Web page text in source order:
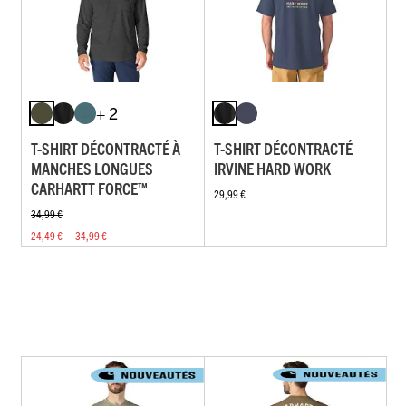
+ 2
T-SHIRT DÉCONTRACTÉ À
MANCHES LONGUES
CARHARTT FORCE™
34,99 €
24,49 € — 34,99 €
T-SHIRT DÉCONTRACTÉ
IRVINE HARD WORK
29,99 €